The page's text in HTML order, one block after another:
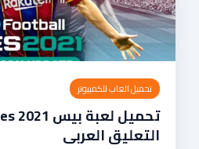
تحميل العاب للكمبيوتر
التعليق العربى